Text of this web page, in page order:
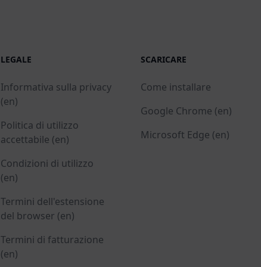
LEGALE
Informativa sulla privacy
(en)
Politica di utilizzo
accettabile (en)
Condizioni di utilizzo
(en)
Termini dell'estensione
del browser (en)
Termini di fatturazione
(en)
SCARICARE
Come installare
Google Chrome (en)
Microsoft Edge (en)